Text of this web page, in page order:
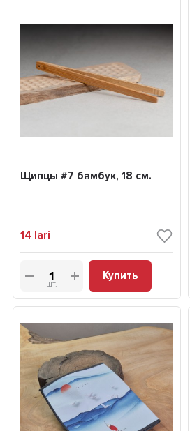
Щипцы #7 бамбук, 18 см.
14 lari
шт.
Купить